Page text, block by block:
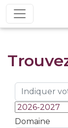
Domaine